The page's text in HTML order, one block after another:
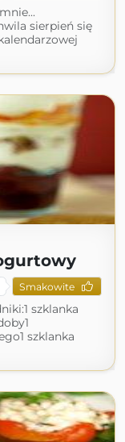
sierpień się
Smakowite
szklanka
szklanka